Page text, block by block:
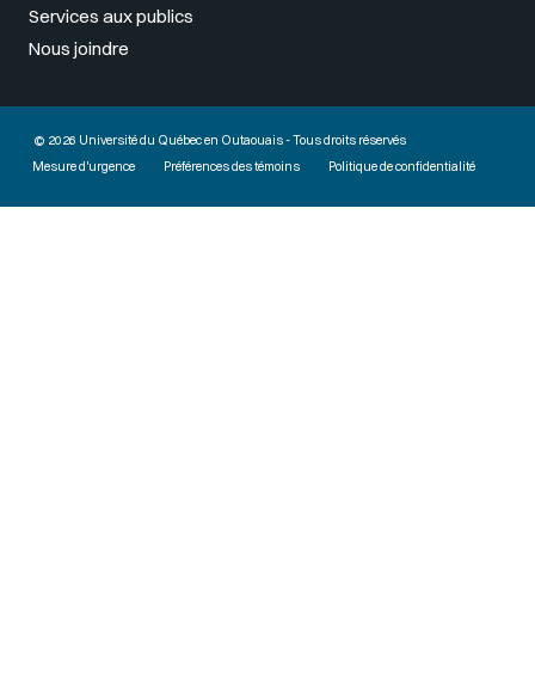
Services aux publics
Nous joindre
© 2026 Université du Québec en Outaouais - Tous droits réservés
Mesure d'urgence
Préférences des témoins Politique de confidentialité